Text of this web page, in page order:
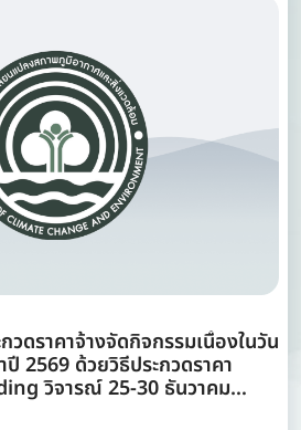
วดราคาจ้างจัดกิจกรรมเนื่องในวัน
2569 ด้วยวิธีประกวดราคา
วิจารณ์ 25-30 ธันวาคม
e-mail